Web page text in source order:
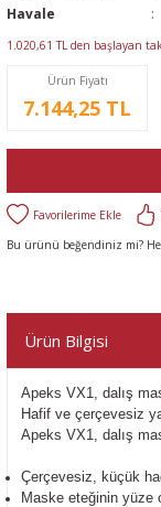
Havale
1.020,61 TL den başlayan
Ürün Fiyatı
7.144,25 TL
Bu ürünü beğendiniz mi?
Ürün Bilgisi
Apeks VX1, dalış
Hafif ve çerçevesiz
Apeks VX1, dalış
Çerçevesiz, küçük
Maske eteğinin yüze